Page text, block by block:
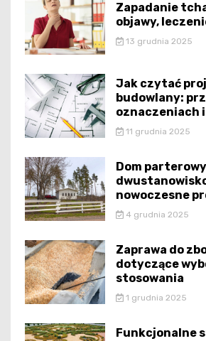
Zapadanie
objawy,
13 grudnia 2025
Jak czytać
budowlany:
oznaczeniach
11 grudnia 2025
Dom
nowoczesne
4 grudnia 2025
Zaprawa do
dotyczące
stosowania
1 grudnia 2025
Funkcjonalne